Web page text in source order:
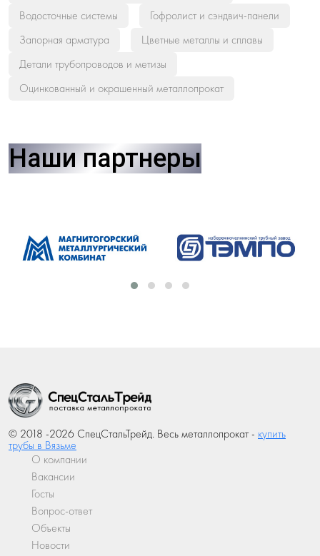
Водосточные системы
Гофролист и сэндвич-панели
Запорная арматура
Цветные металлы и сплавы
Детали трубопроводов и метизы
Оцинкованный и окрашенный металлопрокат
Наши партнеры
© 2018 -2026 СпецСтальТрейд. Весь металлопрокат - купить
трубы в Вязьме
О компании
Вакансии
Госты
Вопрос-ответ
Объекты
Новости